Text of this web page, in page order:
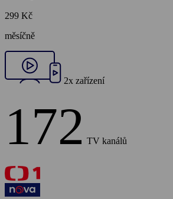
299 Kč
měsíčně
2x zařízení
172 TV kanálů